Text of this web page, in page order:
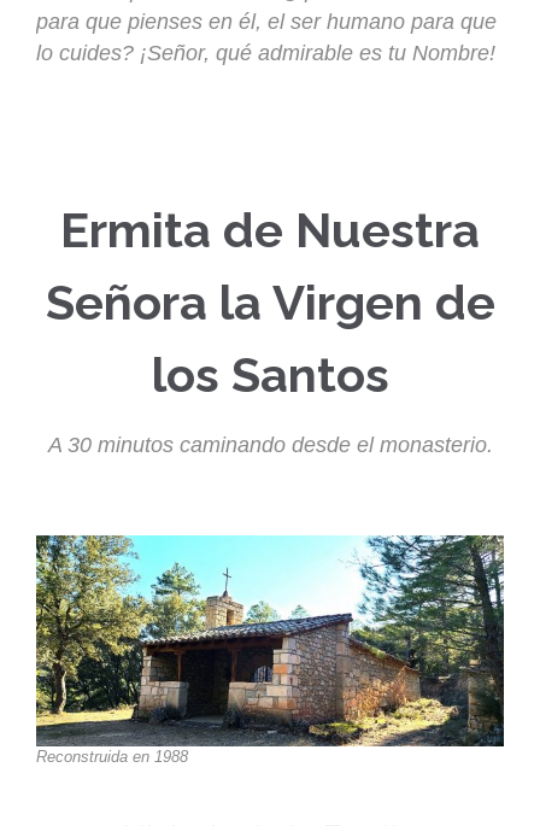
para que pienses en él, el ser humano para que
lo cuides? ¡Señor, qué admirable es tu Nombre!
Ermita de Nuestra
Señora la Virgen de
los Santos
A 30 minutos caminando desde el monasterio.
Reconstruida en 1988